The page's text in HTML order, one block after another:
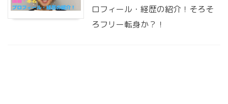
ロフィール・経歴の紹介！そろそ
ろフリー転身か？！